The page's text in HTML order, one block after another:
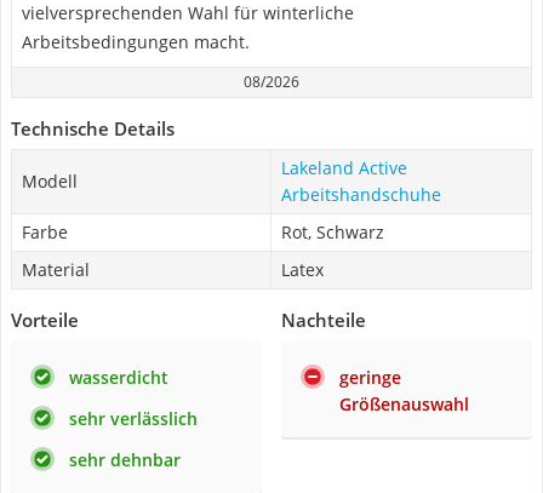
vielversprechenden Wahl für winterliche
Arbeitsbedingungen macht.
08/2026
Technische Details
Modell
Lakeland Active
Arbeitshandschuhe
Farbe
Rot, Schwarz
Material
Latex
Vorteile
wasserdicht
sehr verlässlich
sehr dehnbar
Nachteile
geringe
Größenauswahl